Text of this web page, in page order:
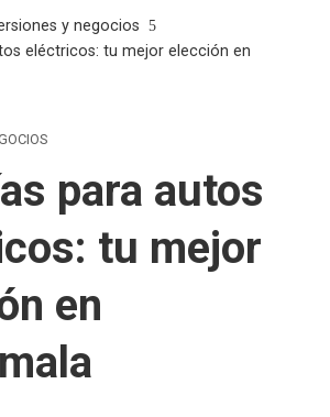
y negocios
eléctricos: tu mejor elección en
para autos
tu mejor
en